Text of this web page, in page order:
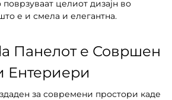
целиот дизајн во
е и смела и елегантна.
Панелот е Совршен
Ентериери
за современи простори каде